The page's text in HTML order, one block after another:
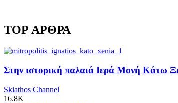
TOP ΑΡΘΡΑ
Στην ιστορική παλαιά Ιερά Μονή Κάτω
Skiathos Channel
16.8K